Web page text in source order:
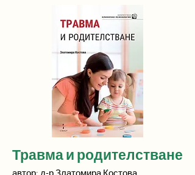
Травма и родителстване